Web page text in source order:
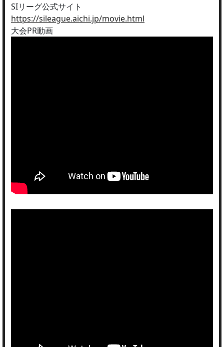
SIリーグ公式サイト
https://sileague.aichi.jp/movie.html
大会PR動画